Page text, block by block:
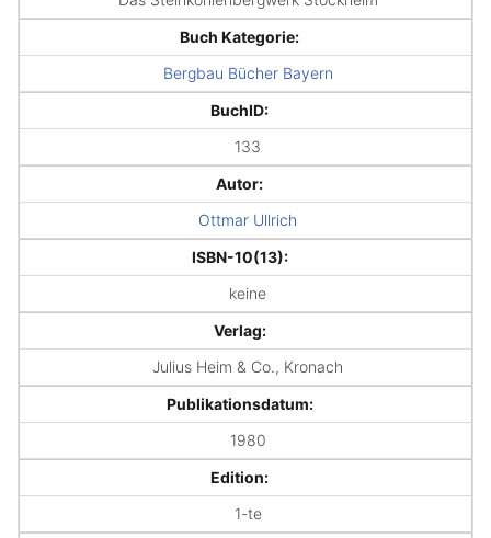
Buch Kategorie:
Bergbau Bücher Bayern
BuchID:
133
Autor:
Ottmar Ullrich
ISBN-10(13):
keine
Verlag:
Julius Heim & Co., Kronach
Publikationsdatum:
1980
Edition:
1-te